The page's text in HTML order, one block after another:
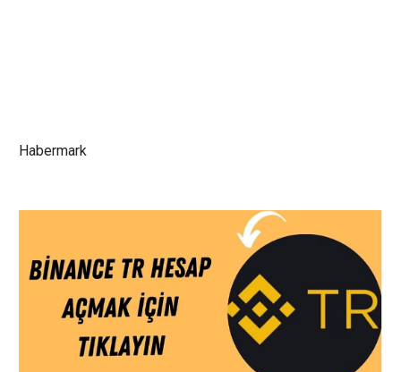
Habermark